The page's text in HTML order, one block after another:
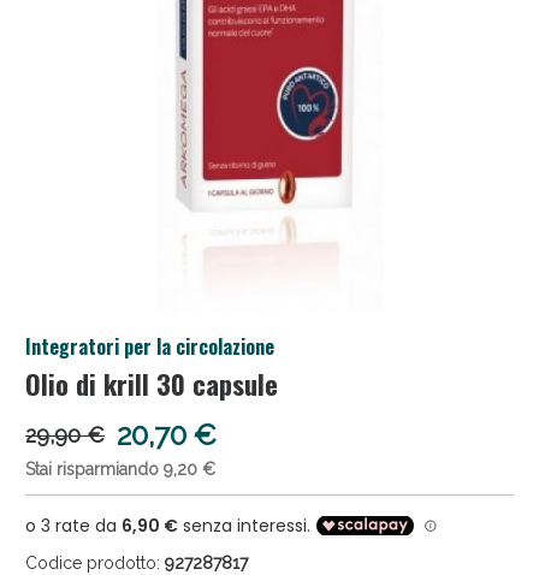
Integratori per la circolazione
Olio di krill 30 capsule
29,90 € 20,70 €
Stai risparmiando 9,20 €
Codice prodotto: 927287817
Salini e Multivitaminici: oggi Sconto extra fino al
Anticellulite e Fanghi: Sconto fino al 40% valido